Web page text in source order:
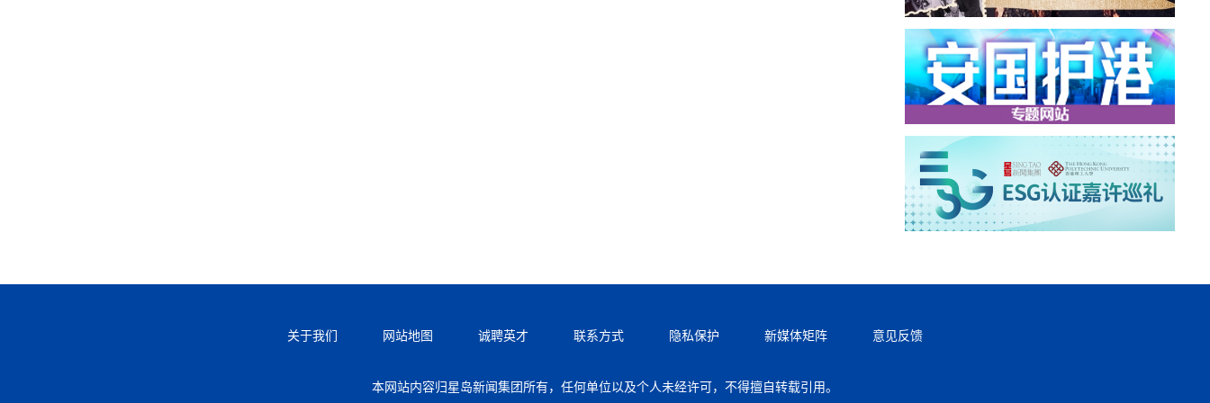
关于我们 网站地图 诚聘英才 联系方式 隐私保护 新媒体矩阵 意见反馈
本网站内容归星岛新闻集团所有，任何单位以及个人未经许可，不得擅自转载引用。